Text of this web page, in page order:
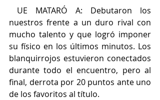
nuestros frente a un duro rival con
mucho talento y que logró imponer
su físico en los últimos minutos. Los
blanquirrojos estuvieron conectados
durante todo el encuentro, pero al
final, derrota por 20 puntos ante uno
de los favoritos al título.